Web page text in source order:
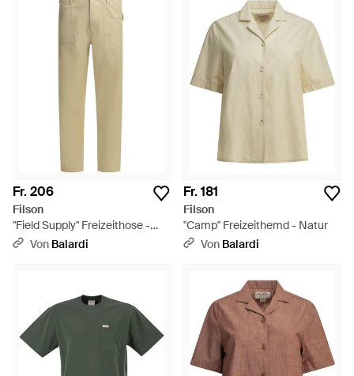
Fr. 206
Filson
"Field Supply" Freizeithose -
Natur
Von Balardi
Fr. 181
Filson
"Camp" Freizeithemd - Natur
Von Balardi